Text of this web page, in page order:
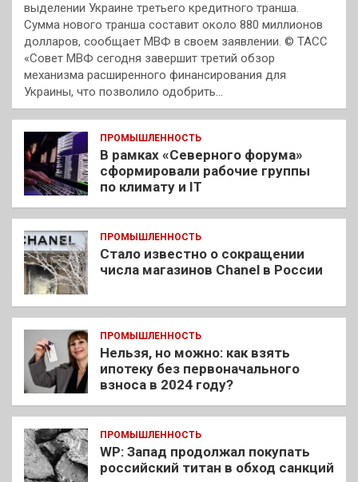
выделении Украине третьего кредитного транша.
Сумма нового транша составит около 880 миллионов
долларов, сообщает МВФ в своем заявлении. © ТАСС
«Совет МВФ сегодня завершит третий обзор
механизма расширенного финансирования для
Украины, что позволило одобрить…
ПРОМЫШЛЕННОСТЬ
В рамках «Северного форума»
сформировали рабочие группы
по климату и IT
ПРОМЫШЛЕННОСТЬ
Стало известно о сокращении
числа магазинов Chanel в России
ПРОМЫШЛЕННОСТЬ
Нельзя, но можно: как взять
ипотеку без первоначального
взноса в 2024 году?
ПРОМЫШЛЕННОСТЬ
WP: Запад продолжал покупать
российский титан в обход санкций